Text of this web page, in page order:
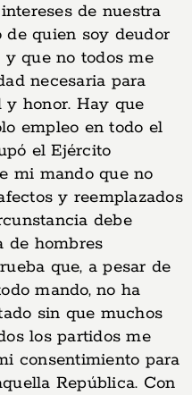
de nuestra
de quien soy deudor
y que no todos me
necesaria para
y honor. Hay que
empleo en todo el
el Ejército
mi mando que no
y reemplazados
debe
de hombres
que, a pesar de
mando, no ha
sin que muchos
los partidos me
consentimiento para
República. Con